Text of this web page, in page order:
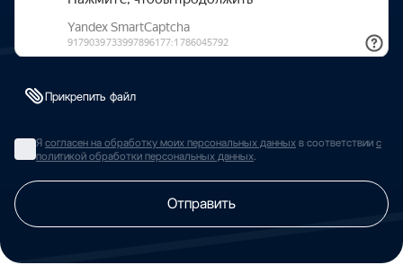
Прикрепить файл
Я согласен на обработку моих персональных данных в соответствии с
политикой обработки персональных данных.
Отправить